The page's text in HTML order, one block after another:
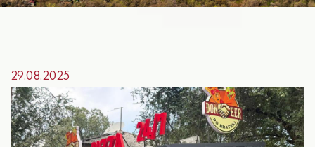
29.08.2025